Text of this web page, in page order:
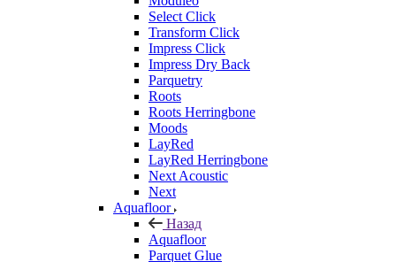
Select Click
Transform Click
Impress Click
Impress Dry Back
Parquetry
Roots
Roots Herringbone
Moods
LayRed
LayRed Herringbone
Next Acoustic
Next
Aquafloor
Назад
Aquafloor
Parquet Glue